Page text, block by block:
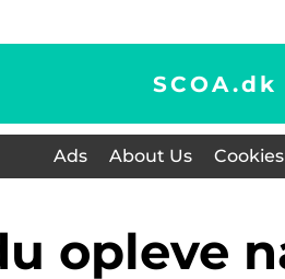
SCOA.dk
Ads About Us Cookies